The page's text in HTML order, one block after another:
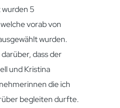
5
vorab von
wurden.
dass der
und Kristina
die ich
begleiten durfte.